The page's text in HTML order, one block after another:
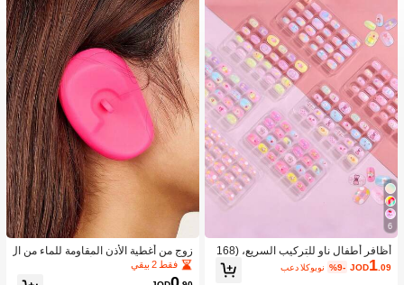
6
أظافر أطفال ناو للتركيب السريع، (168
قطعة و 24 قطعة) أظافر صناعية مسبقة
اللصق للأطفال، مجموعة أظافر صناعية
JOD1.09
%9- بعد الكوبون
زوج من أغطية الأذن المقاومة للماء من ال
سيليكون لصبغ الشعر، أداة تصفيف الشع
ر في صالون الحلاقة
فقط 2 بيقي